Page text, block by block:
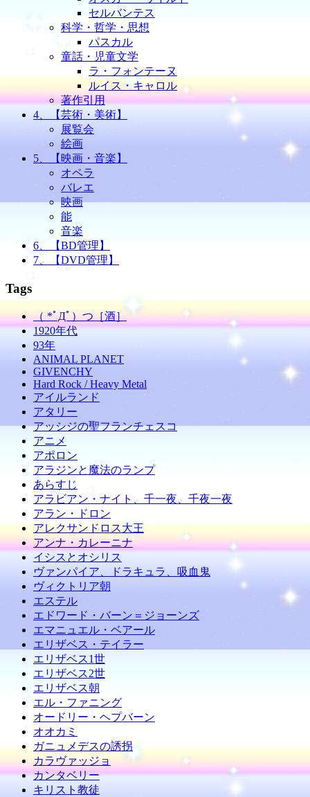
セルバンテス
科学・哲学・思想
パスカル
童話・児童文学
ラ・フォンテーヌ
ルイス・キャロル
著作引用
4、【芸術・美術】
展覧会
絵画
5、【映画・音楽】
オペラ
バレエ
映画
能
音楽
6、【BD管理】
7、【DVD管理】
Tags
（ *ﾟДﾟ）つ［酒］
1920年代
93年
ANIMAL PLANET
GIVENCHY
Hard Rock / Heavy Metal
アイルランド
アタリー
アッシジの聖フランチェスコ
アニメ
アポロン
アラジンと魔法のランプ
あらすじ
アラビアン・ナイト、千一夜、千夜一夜
アラン・ドロン
アレクサンドロス大王
アンナ・カレーニナ
イシスとオシリス
ヴァンパイア、ドラキュラ、吸血鬼
ヴィクトリア朝
エステル
エドワード・バーン＝ジョーンズ
エマニュエル・ベアール
エリザベス・テイラー
エリザベス1世
エリザベス2世
エリザベス朝
エル・ファニング
オードリー・ヘプバーン
オオカミ
ガニュメデスの誘拐
カラヴァッジョ
カンタベリー
キリスト教徒